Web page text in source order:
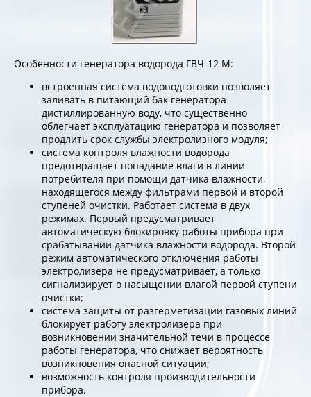
Особенности генератора водорода ГВЧ-12 М:
встроенная система водоподготовки позволяет
заливать в питающий бак генератора
дистиллированную воду, что существенно
облегчает эксплуатацию генератора и позволяет
продлить срок службы электролизного модуля;
система контроля влажности водорода
предотвращает попадание влаги в линии
потребителя при помощи датчика влажности,
находящегося между фильтрами первой и второй
ступеней очистки. Работает система в двух
режимах. Первый предусматривает
автоматическую блокировку работы прибора при
срабатывании датчика влажности водорода. Второй
режим автоматического отключения работы
электролизера не предусматривает, а только
сигнализирует о насыщении влагой первой ступени
очистки;
система защиты от разгерметизации газовых линий
блокирует работу электролизера при
возникновении значительной течи в процессе
работы генератора, что снижает вероятность
возникновения опасной ситуации;
возможность контроля производительности
прибора.